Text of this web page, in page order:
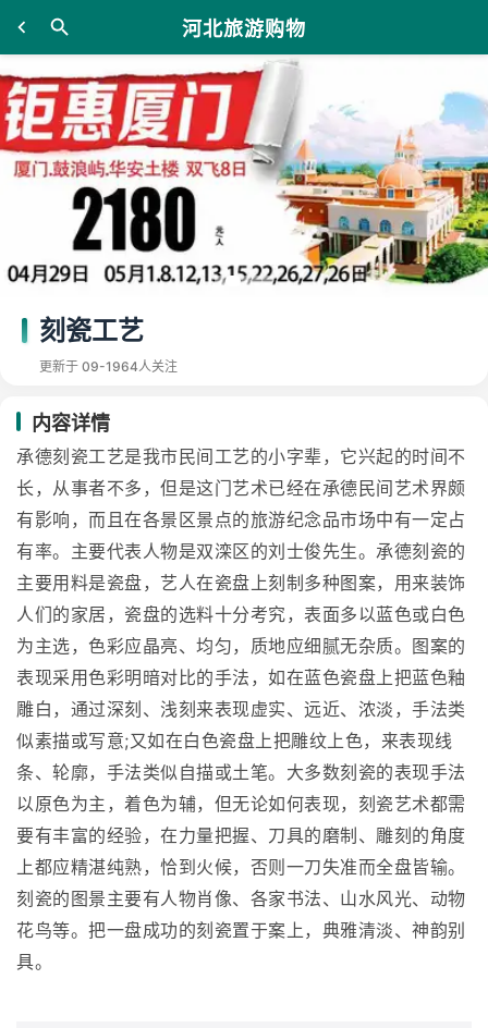
河北旅游购物
刻瓷工艺
更新于 09-1964人关注
内容详情
承德刻瓷工艺是我市民间工艺的小字辈，它兴起的时间不
长，从事者不多，但是这门艺术已经在承德民间艺术界颇
有影响，而且在各景区景点的旅游纪念品市场中有一定占
有率。主要代表人物是双滦区的刘士俊先生。承德刻瓷的
主要用料是瓷盘，艺人在瓷盘上刻制多种图案，用来装饰
人们的家居，瓷盘的选料十分考究，表面多以蓝色或白色
为主选，色彩应晶亮、均匀，质地应细腻无杂质。图案的
表现采用色彩明暗对比的手法，如在蓝色瓷盘上把蓝色釉
雕白，通过深刻、浅刻来表现虚实、远近、浓淡，手法类
似素描或写意;又如在白色瓷盘上把雕纹上色，来表现线
条、轮廓，手法类似自描或土笔。大多数刻瓷的表现手法
以原色为主，着色为辅，但无论如何表现，刻瓷艺术都需
要有丰富的经验，在力量把握、刀具的磨制、雕刻的角度
上都应精湛纯熟，恰到火候，否则一刀失准而全盘皆输。
刻瓷的图景主要有人物肖像、各家书法、山水风光、动物
花鸟等。把一盘成功的刻瓷置于案上，典雅清淡、神韵别
具。